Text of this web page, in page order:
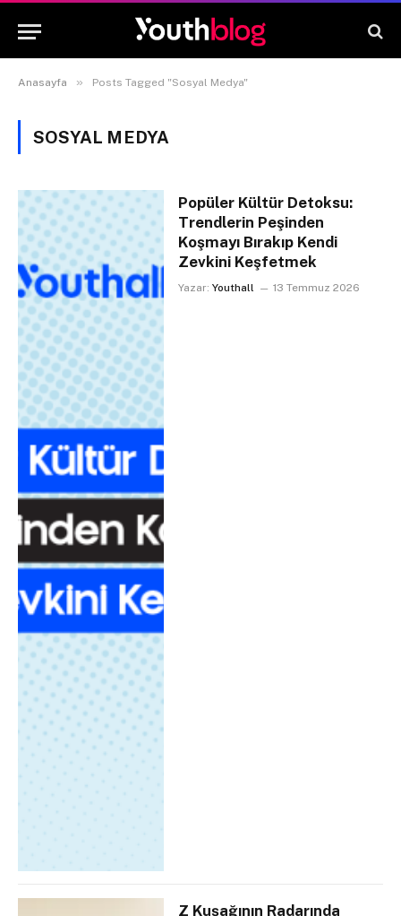
Anasayfa » Posts Tagged "Sosyal Medya"
SOSYAL MEDYA
Popüler Kültür Detoksu:
Trendlerin Peşinden
Koşmayı Bırakıp Kendi
Zevkini Keşfetmek
Yazar: Youthall 13 Temmuz 2026
Z Kuşağının Radarında